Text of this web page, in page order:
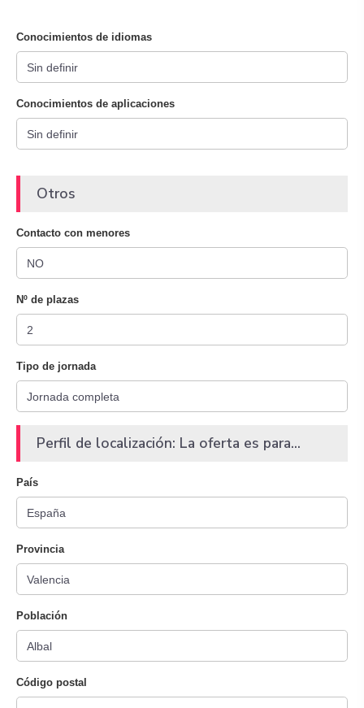
Conocimientos de idiomas
Conocimientos de aplicaciones
Otros
Contacto con menores
Nº de plazas
Tipo de jornada
Perfil de localización: La oferta es para...
País
Provincia
Población
Código postal